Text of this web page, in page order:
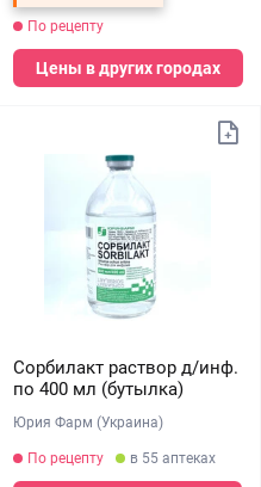
По рецепту
Цены в других городах
Сорбилакт раствор д/инф.
по 400 мл (бутылка)
Юрия Фарм (Украина)
По рецепту в 55 аптеках